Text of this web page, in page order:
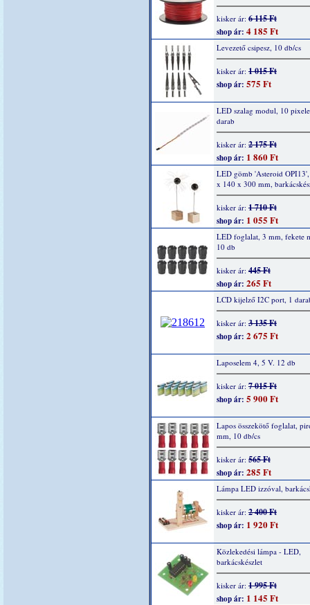
kisker ár: 6 115 Ft
shop ár: 4 185 Ft
Levezető csipesz, 10 db/cs
kisker ár: 1 015 Ft
shop ár: 575 Ft
LED szalag modul, 10
darab
kisker ár: 2 175 Ft
shop ár: 1 860 Ft
LED gömb 'Asteroid
x 140 x 300 mm,
kisker ár: 1 710 Ft
shop ár: 1 055 Ft
LED foglalat, 3 mm, fekete
10 db
kisker ár: 445 Ft
shop ár: 265 Ft
LCD kijelző I2C port, 1
kisker ár: 3 135 Ft
shop ár: 2 675 Ft
Laposelem 4, 5 V. 12 db
kisker ár: 7 015 Ft
shop ár: 5 900 Ft
Lapos összekötő foglalat,
mm, 10 db/cs
kisker ár: 565 Ft
shop ár: 285 Ft
Lámpa LED izzóval,
kisker ár: 2 400 Ft
shop ár: 1 920 Ft
Közlekedési lámpa - LED,
barkácskészlet
kisker ár: 1 995 Ft
shop ár: 1 145 Ft